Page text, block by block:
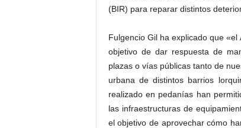
(BIR) para reparar distintos
Fulgencio Gil ha explicado que
objetivo de dar respuesta de
plazas o vías públicas tanto de
urbana de distintos barrios
realizado en pedanías han
las infraestructuras de
el objetivo de aprovechar cómo